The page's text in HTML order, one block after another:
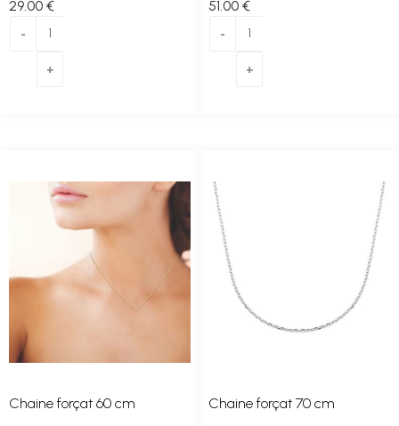
29.00 € 51 .00 €
Chaine forçat 60 cm Chaine forçat 70 cm